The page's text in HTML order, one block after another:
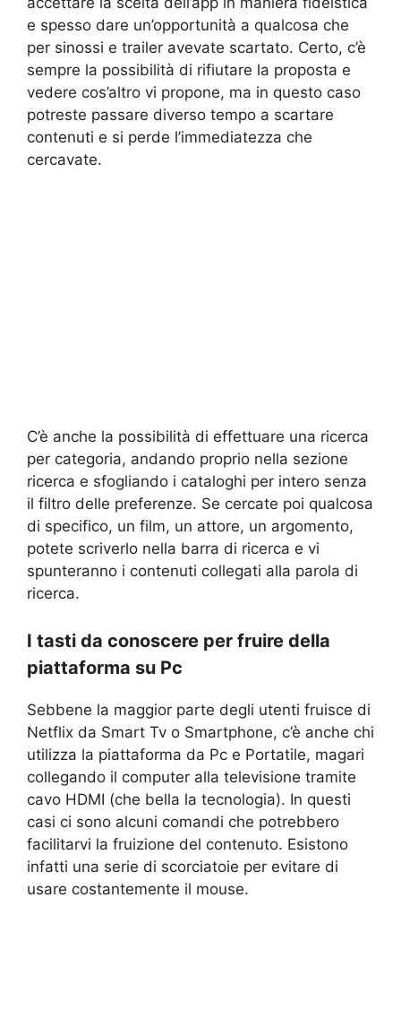
e spesso dare un’opportunità a qualcosa che
per sinossi e trailer avevate scartato. Certo, c’è
sempre la possibilità di rifiutare la proposta e
vedere cos’altro vi propone, ma in questo caso
potreste passare diverso tempo a scartare
contenuti e si perde l’immediatezza che
cercavate.
C’è anche la possibilità di effettuare una ricerca
per categoria, andando proprio nella sezione
ricerca e sfogliando i cataloghi per intero senza
il filtro delle preferenze. Se cercate poi qualcosa
di specifico, un film, un attore, un argomento,
potete scriverlo nella barra di ricerca e vi
spunteranno i contenuti collegati alla parola di
ricerca.
I tasti da conoscere per fruire della
piattaforma su Pc
Sebbene la maggior parte degli utenti fruisce di
Netflix da Smart Tv o Smartphone, c’è anche chi
utilizza la piattaforma da Pc e Portatile, magari
collegando il computer alla televisione tramite
cavo HDMI (che bella la tecnologia). In questi
casi ci sono alcuni comandi che potrebbero
facilitarvi la fruizione del contenuto. Esistono
infatti una serie di scorciatoie per evitare di
usare costantemente il mouse.